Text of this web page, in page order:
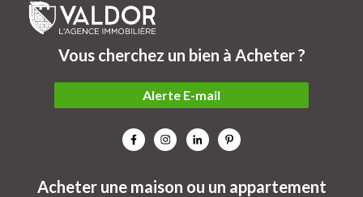
Acheter une maison ou un appartement
Vous cherchez un bien à Acheter ?
Alerte E-mail